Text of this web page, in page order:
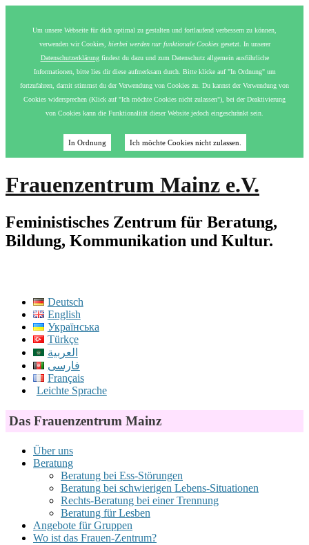
Um unsere Webseite für dich optimal zu gestalten und fortlaufend verbessern zu können,
verwenden wir Cookies, hierbei werden nur funktionale Cookiesgesetzt. In unserer
Datenschutzerklärungfindest du dazu und zum Datenschutz allgemein ausführliche
Informationen, bitte lies dir diese aufmerksam durch. Bitte klicke auf "In Ordnung" um
fortzufahren, damit stimmst du der Verwendung von Cookies zu. Du kannst der Verwendung von
Cookies widersprechen (Klick auf "Ich möchte Cookies nicht zulassen"), bei der Deaktivierung
von Cookies kann die Funktionalität dieser Website jedoch eingeschränkt sein.
In Ordnung Ich möchte Cookies nicht zulassen.
Frauenzentrum Mainz e.V.
Feministisches Zentrum für Beratung,
Bildung, Kommunikation und Kultur.
Deutsch
English
Українська
Türkçe
العربية
فارسی
Français
Leichte Sprache
Das Frauenzentrum Mainz
Über uns
Beratung
Beratung bei Ess-Störungen
Beratung bei schwierigen Lebens-Situationen
Rechts-Beratung bei einer Trennung
Beratung für Lesben
Angebote für Gruppen
Wo ist das Frauen-Zentrum?